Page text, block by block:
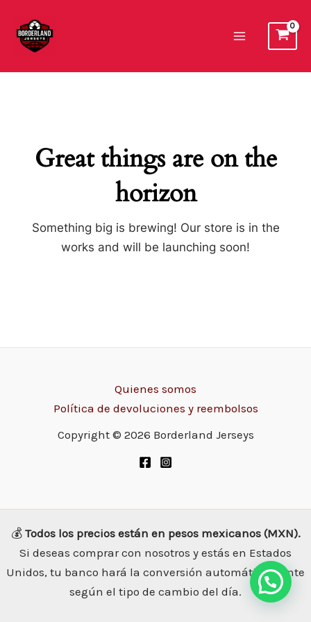
contenido
Great things are on the
horizon
Something big is brewing! Our store is in the
works and will be launching soon!
Quienes somos
Política de devoluciones y reembolsos
Copyright © 2026 Borderland Jerseys
💰 Todos los precios están en pesos mexicanos (MXN).
Si deseas comprar con nosotros y estás en Estados
Unidos, tu banco hará la conversión automáticamente
según el tipo de cambio del día.